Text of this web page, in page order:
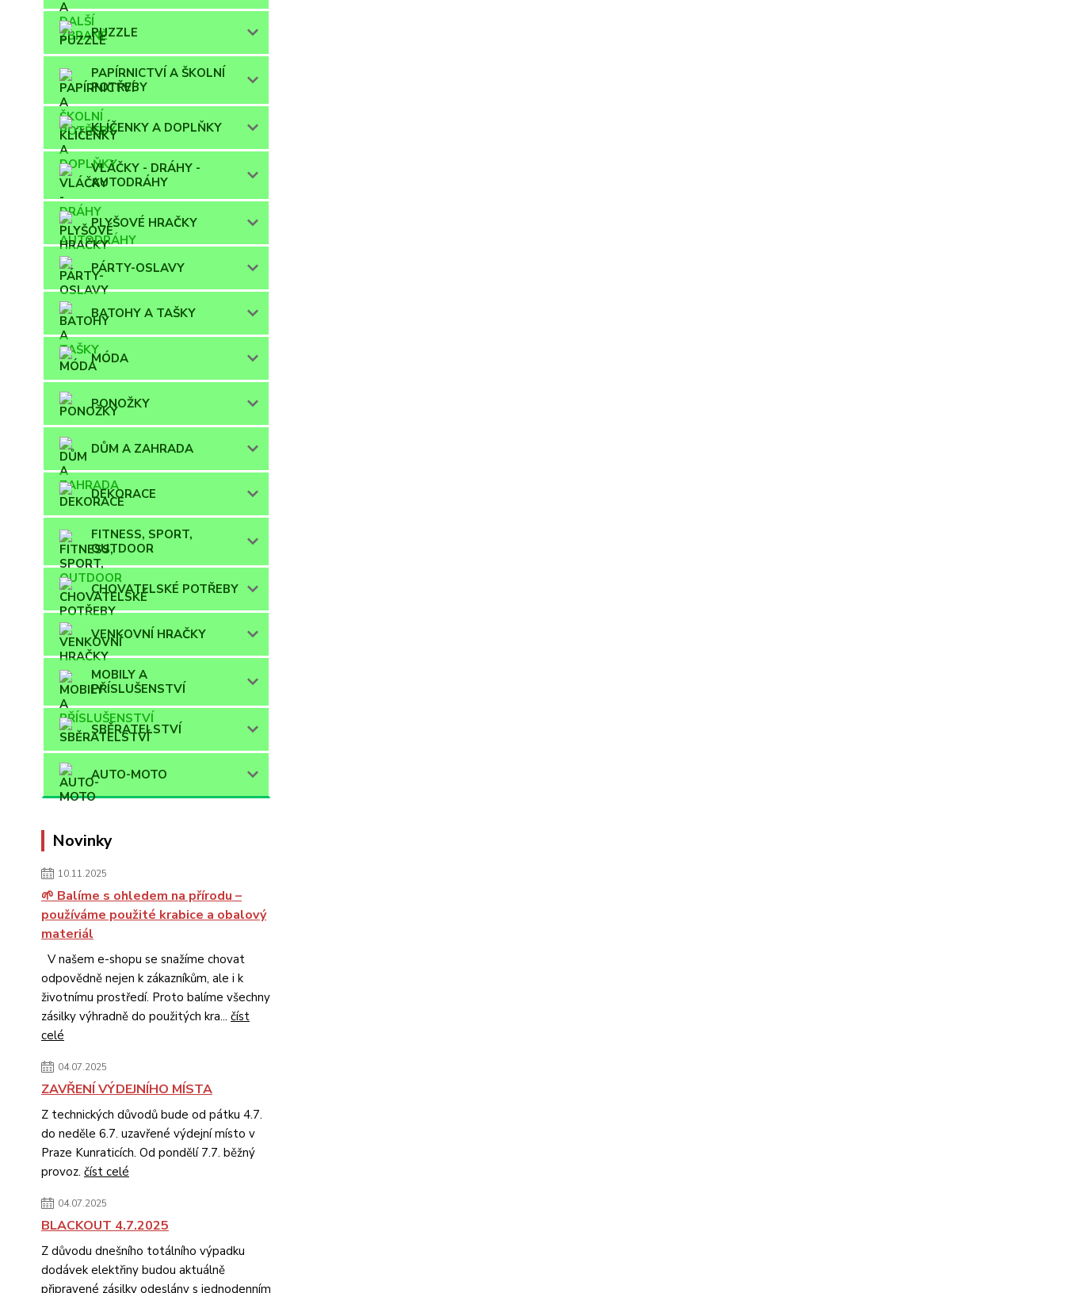
PUZZLE
PAPÍRNICTVÍ A ŠKOLNÍ
POTŘEBY
KLÍČENKY A DOPLŇKY
VLÁČKY - DRÁHY -
AUTODRÁHY
PLYŠOVÉ HRAČKY
PÁRTY-OSLAVY
BATOHY A TAŠKY
MÓDA
PONOŽKY
DŮM A ZAHRADA
DEKORACE
FITNESS, SPORT,
OUTDOOR
CHOVATELSKÉ POTŘEBY
VENKOVNÍ HRAČKY
MOBILY A
PŘÍSLUŠENSTVÍ
SBĚRATELSTVÍ
AUTO-MOTO
Novinky
10.11.2025
🌱 Balíme s ohledem na přírodu –
používáme použité krabice a obalový
materiál
V našem e-shopu se snažíme chovat
odpovědně nejen k zákazníkům, ale i k
životnímu prostředí. Proto balíme všechny
zásilky výhradně do použitých kra... číst
celé
04.07.2025
ZAVŘENÍ VÝDEJNÍHO MÍSTA
Z technických důvodů bude od pátku 4.7.
do neděle 6.7. uzavřené výdejní místo v
Praze Kunraticích. Od pondělí 7.7. běžný
provoz. číst celé
04.07.2025
BLACKOUT 4.7.2025
Z důvodu dnešního totálního výpadku
dodávek elektřiny budou aktuálně
připravené zásilky odeslány s jednodenním